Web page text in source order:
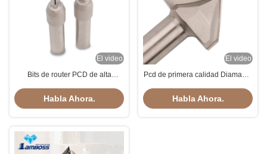
El video
Bits de router PCD de alta
materiales versátiles del router
CNC
Habla Ahora.
El video
Pcd de primera calidad Diamante
gabinete de muebles de madera
Habla Ahora.